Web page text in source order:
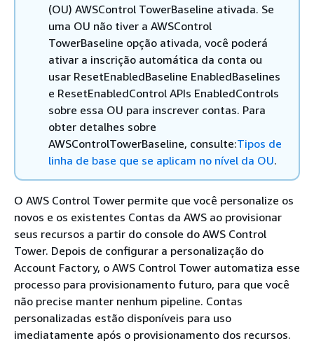
(OU) AWSControl TowerBaseline ativada. Se
uma OU não tiver a AWSControl
TowerBaseline opção ativada, você poderá
ativar a inscrição automática da conta ou
usar ResetEnabledBaseline EnabledBaselines
e ResetEnabledControl APIs EnabledControls
sobre essa OU para inscrever contas. Para
obter detalhes sobre
AWSControlTowerBaseline, consulte:Tipos de
linha de base que se aplicam no nível da OU.
O AWS Control Tower permite que você personalize os
novos e os existentes Contas da AWS ao provisionar
seus recursos a partir do console do AWS Control
Tower. Depois de configurar a personalização do
Account Factory, o AWS Control Tower automatiza esse
processo para provisionamento futuro, para que você
não precise manter nenhum pipeline. Contas
personalizadas estão disponíveis para uso
imediatamente após o provisionamento dos recursos.